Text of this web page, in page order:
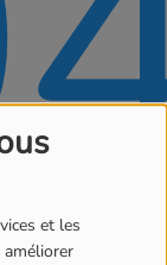
et les